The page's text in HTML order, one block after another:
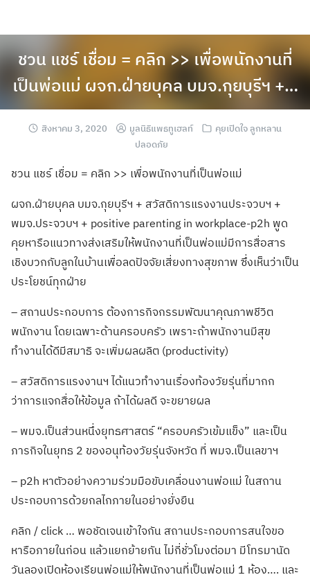
ชวน แชร์ เชื่อม = คลิก >> เพื่อพนักงานที่
เป็นพ่อแม่ ผจก.ฝ่ายบุคล บมจ.กุยบุรีฯ +…
สิงหาคม 3, 2020 มูลนิธิแพธทูเฮลท์
คุยเปิดใจ ลูกหลาน
ปลอดภัย
ชวน แชร์ เชื่อม = คลิก >> เพื่อพนักงานที่เป็นพ่อแม่
ผจก.ฝ่ายบุคล บมจ.กุยบุรีฯ + สวัสดิการแรงงานประจวบฯ +
พมจ.ประจวบฯ + positive parenting in workplace-p2h พูด
คุยหารือแนวทางส่งเสริมให้พนักงานที่เป็นพ่อแม่มีการสื่อสาร
เชิงบวกกับลูกในบ้านเพื่อลดปัจจัยเสี่ยงทางสุขภาพ ซึ่งเห็นว่าเป็น
ประโยชน์ทุกฝ่าย
– สถานประกอบการ ต้องการกิจกรรมพัฒนาคุณภาพชีวิต
พนักงาน โดยเฉพาะด้านครอบครัว เพราะถ้าพนักงานมีสุข
ทำงานได้ดีมีสมาธิ จะเพิ่มผลผลิต (productivity)
– สวัสดิการแรงงานฯ ได้แนวทำงานเรื่องท้องวัยรุ่นที่มากก
ว่าการแจกสื่อให้ข้อมูล ถ้าได้ผลดี จะขยายผล
– พมจ.เป็นส่วนหนึ่งยุทธศาสตร์ “ครอบครัวเข้มแข็ง” และเป็น
ภารกิจในยุทธ 2 ของอนุท้องวัยรุ่นจังหวัด ที่ พมจ.เป็นเลขาฯ
– p2h หาตัวอย่างความร่วมมือขับเคลื่อนงานพ่อแม่ ในสถาน
ประกอบการด้วยกลไกภายในอย่างยั่งยืน
คลิก / click … พอชัดเจนเข้าใจกัน สถานประกอบการสนใจขอ
หารือภายในก่อน แล้วแยกย้ายกัน ไม่กี่ชั่วโมงต่อมา มีโทรมานัด
วันลองเปิดห้องเรียนพ่อแม่ให้พนักงานที่เป็นพ่อแม่ 1 ห้อง…. และ